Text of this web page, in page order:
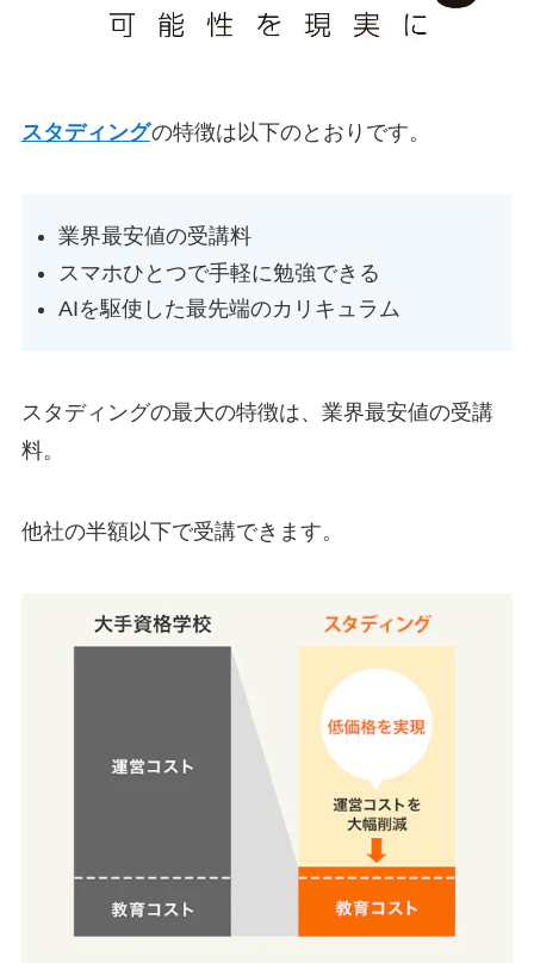
スタディングの特徴は以下のとおりです。
業界最安値の受講料
スマホひとつで手軽に勉強できる
AIを駆使した最先端のカリキュラム
スタディングの最大の特徴は、業界最安値の受講
料。
他社の半額以下で受講できます。